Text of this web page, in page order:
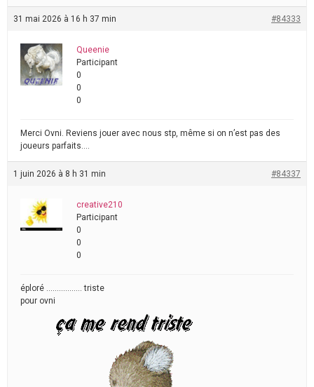
31 mai 2026 à 16 h 37 min #84333
Queenie
Participant
0
0
0
Merci Ovni. Reviens jouer avec nous stp, même si on n’est pas des
joueurs parfaits….
1 juin 2026 à 8 h 31 min #84337
creative210
Participant
0
0
0
éploré …………….. triste
pour ovni